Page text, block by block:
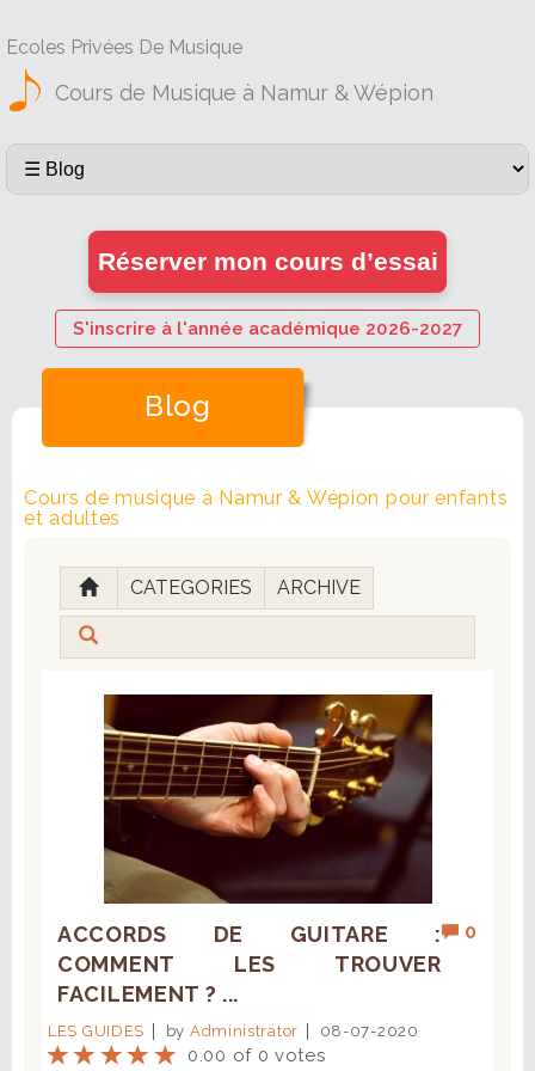
Ecoles Privées De Musique
Cours de Musique à Namur & Wépion
Réserver mon cours d’essai
S'inscrire à l'année académique 2026-2027
Blog
Cours de musique à Namur & Wépion pour enfants
et adultes
CATEGORIES ARCHIVE
0
ACCORDS DE GUITARE :
COMMENT LES TROUVER
FACILEMENT ? ...
LES GUIDES by Administrator 08-07-2020
0.00 of 0 votes